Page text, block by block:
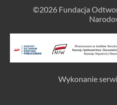
©2026 Fundacja
Wykonanie